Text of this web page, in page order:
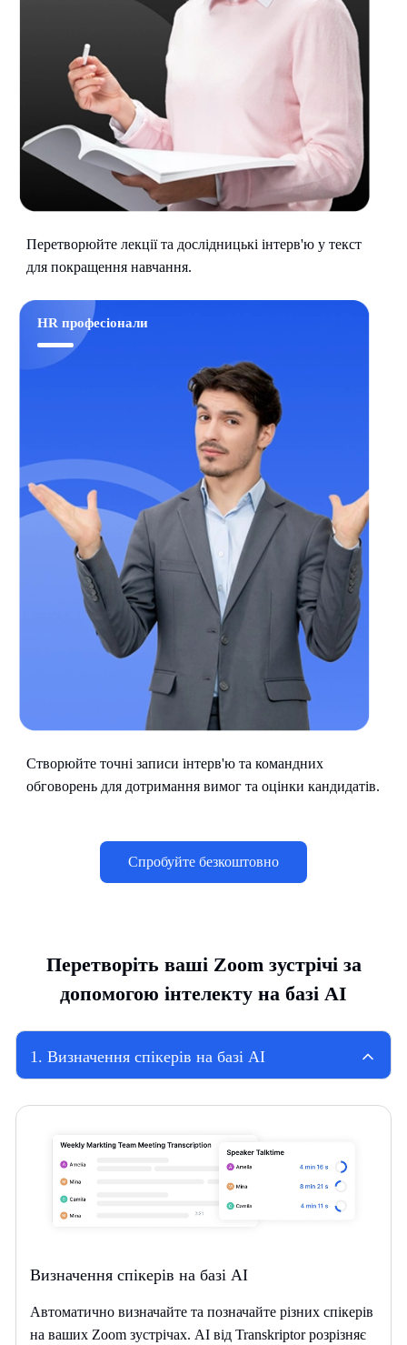
Перетворюйте лекції та дослідницькі інтерв'ю у текст
для покращення навчання.
HR професіонали
Створюйте точні записи інтерв'ю та командних
обговорень для дотримання вимог та оцінки кандидатів.
Спробуйте безкоштовно
Перетворіть ваші Zoom зустрічі за
допомогою інтелекту на базі AI
1 . Визначення спікерів на базі AI
Визначення спікерів на базі AI
Автоматично визначайте та позначайте різних спікерів
на ваших Zoom зустрічах. AI від Transkriptor розрізняє